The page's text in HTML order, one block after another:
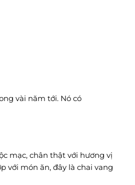
vài năm tới. Nó có
mạc, chân thật với hương vị
với món ăn, đây là chai vang